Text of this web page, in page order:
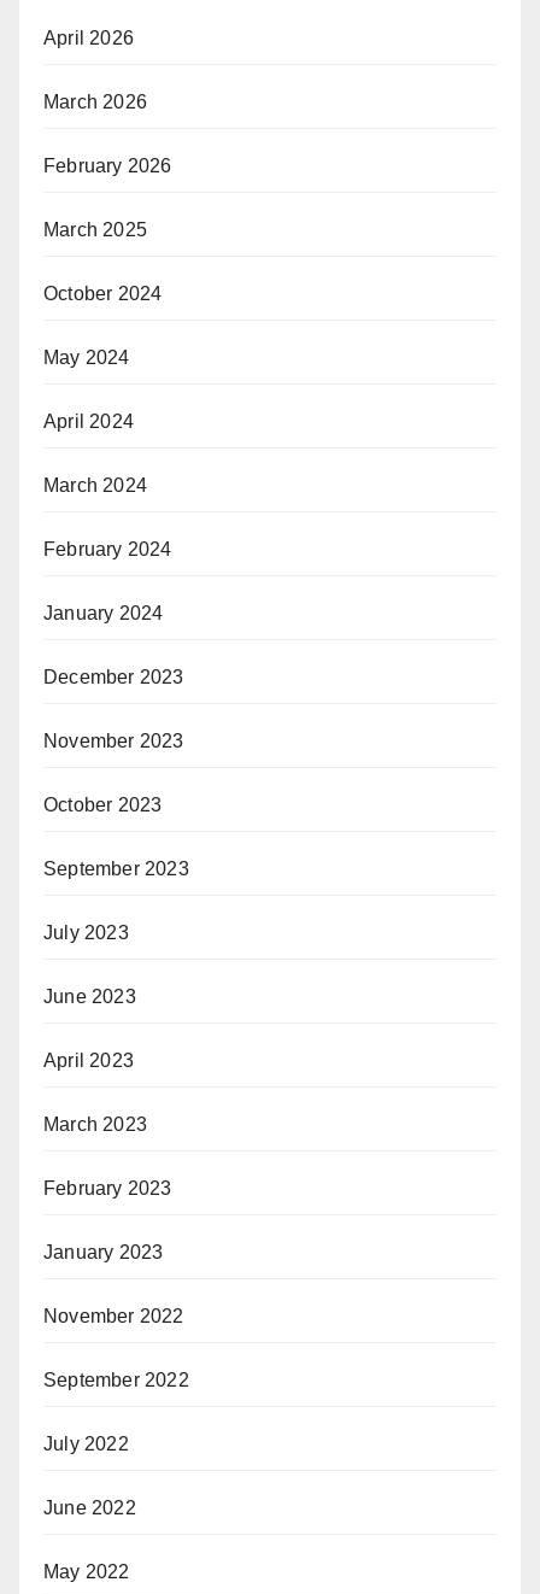
April 2026
March 2026
February 2026
March 2025
October 2024
May 2024
April 2024
March 2024
February 2024
January 2024
December 2023
November 2023
October 2023
September 2023
July 2023
June 2023
April 2023
March 2023
February 2023
January 2023
November 2022
September 2022
July 2022
June 2022
May 2022